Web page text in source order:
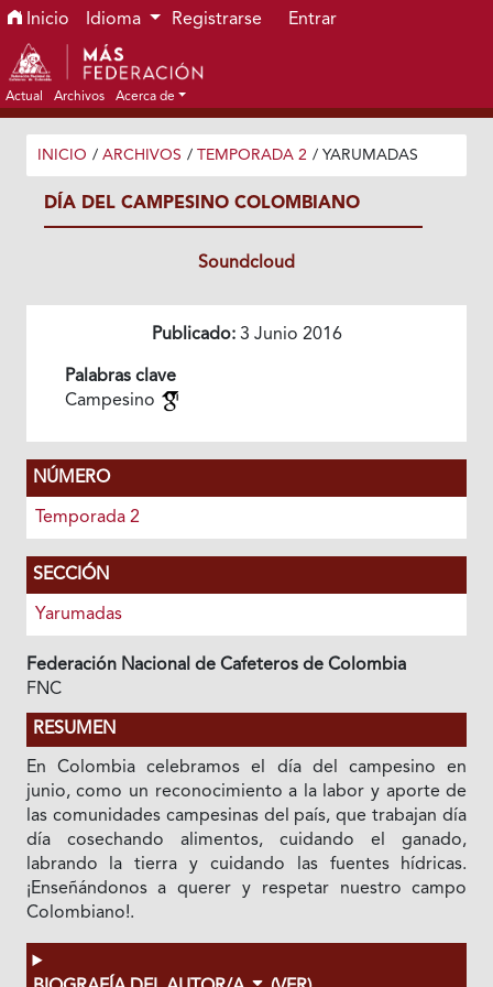
Ir al menú de navegación principal
Ir al contenido principal
Ir al pie de página del sitio
Inicio Idioma Registrarse Entrar
Actual Archivos Acerca de
INICIO / ARCHIVOS / TEMPORADA 2 / YARUMADAS
DÍA DEL CAMPESINO COLOMBIANO
Soundcloud
Publicado:3 Junio 2016
Palabras clave
Campesino
NÚMERO
Temporada 2
SECCIÓN
Yarumadas
Federación Nacional de Cafeteros de Colombia
FNC
RESUMEN
En Colombia celebramos el día del campesino en
junio, como un reconocimiento a la labor y aporte de
las comunidades campesinas del país, que trabajan día
día cosechando alimentos, cuidando el ganado,
labrando la tierra y cuidando las fuentes hídricas.
¡Enseñándonos a querer y respetar nuestro campo
Colombiano!.